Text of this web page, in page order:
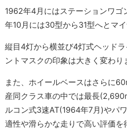
1962年4月にはステーションワゴ
年10月には30型から31型へとマイ
縦目4灯から横並び4灯式ヘッド
ントマスクの印象は大きく変わり
また、ホイールベースはさらに
産同クラス車の中では最長
ルコン式3速AT(1964年7月)やパ
適性や滑らかな走りで高い評価を